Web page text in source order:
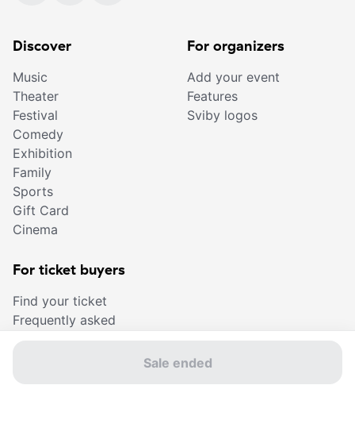
Sale ended
Discover
Music
Theater
Festival
Comedy
Exhibition
Family
Sports
Gift Card
Cinema
For organizers
Add your event
Features
Sviby logos
For ticket buyers
Find your ticket
Frequently asked